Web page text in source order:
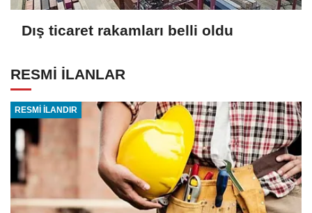
Dış ticaret rakamları belli oldu
RESMİ İLANLAR
RESMİ İLANDIR